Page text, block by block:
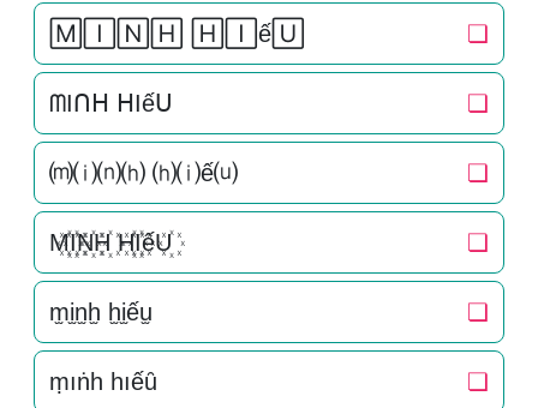
🄼🄸🄽🄷 🄷🄸ế🅄 ❏
ᗰIᑎᕼ ᕼIếᑌ ❏
⒨⒤⒩⒣ ⒣⒤ế⒰ ❏
M꙰I꙰N꙰H꙰ H꙰I꙰ếU꙰ ❏
m̫i̫n̫h̫ h̫i̫ếu̫ ❏
ṃıṅһ һıếȗ ❏